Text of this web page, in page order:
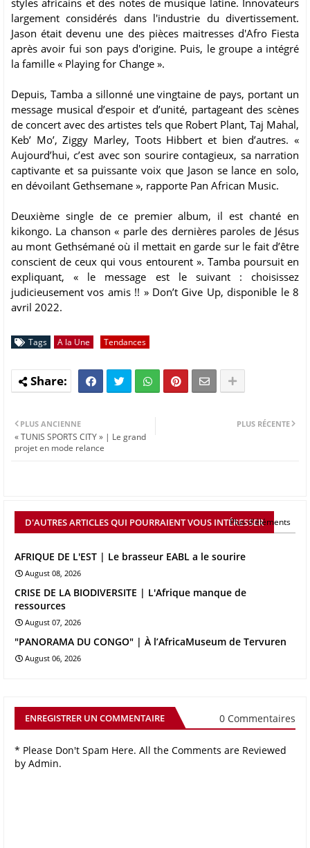
styles africains et des notes de musique latine. Innovateurs
largement considérés dans l'industrie du divertissement.
Jason était devenu une des pièces maitresses d'Afro Fiesta
après avoir fui son pays d'origine. Puis, le groupe a intégré
la famille « Playing for Change ».
Depuis, Tamba a sillonné une vingtaine de pays, portant un
message musical d’espoir et d’unité, partageant des scènes
de concert avec des artistes tels que Robert Plant, Taj Mahal,
Keb’ Mo’, Ziggy Marley, Toots Hibbert et bien d’autres. «
Aujourd’hui, c’est avec son sourire contagieux, sa narration
captivante et sa puissante voix que Jason se lance en solo,
en dévoilant Gethsemane », rapporte Pan African Music.
Deuxième single de ce premier album, il est chanté en
kikongo. La chanson « parle des dernières paroles de Jésus
au mont Gethsémané où il mettait en garde sur le fait d’être
conscient de ceux qui vous entourent ». Tamba poursuit en
expliquant, « le message est le suivant : choisissez
judicieusement vos amis !! » Don’t Give Up, disponible le 8
avril 2022.
Tags A la Une Tendances
PLUS RÉCENTE
PLUS ANCIENNE
« TUNIS SPORTS CITY » | Le grand
projet en mode relance
D'AUTRES ARTICLES QUI POURRAIENT VOUS INTÉRESSER
Plus d'éléments
AFRIQUE DE L'EST | Le brasseur EABL a le sourire
August 08, 2026
CRISE DE LA BIODIVERSITE | L'Afrique manque de
ressources
August 07, 2026
"PANORAMA DU CONGO" | À l’AfricaMuseum de Tervuren
August 06, 2026
ENREGISTRER UN COMMENTAIRE 0 Commentaires
* Please Don't Spam Here. All the Comments are Reviewed
by Admin.